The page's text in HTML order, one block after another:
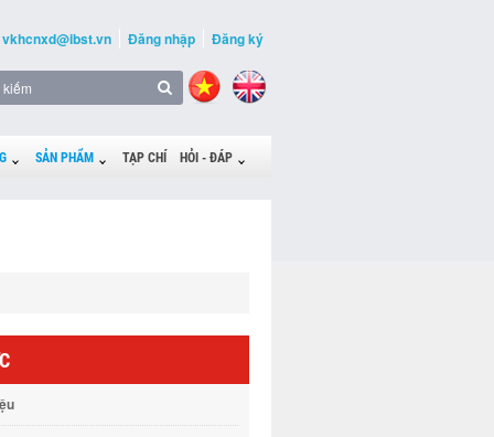
vkhcnxd@ibst.vn Đăng nhập Đăng ký
SẢN PHẨM TẠP CHÍ HỎI - ĐÁP